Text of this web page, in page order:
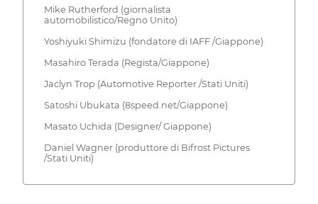
Mike Rutherford (giornalista
automobilistico/Regno Unito)
Yoshiyuki Shimizu (fondatore di IAFF /Giappone)
Masahiro Terada (Regista/Giappone)
Jaclyn Trop (Automotive Reporter /Stati Uniti)
Satoshi Ubukata (8speed.net/Giappone)
Masato Uchida (Designer/ Giappone)
Daniel Wagner (produttore di Bifrost Pictures
/Stati Uniti)